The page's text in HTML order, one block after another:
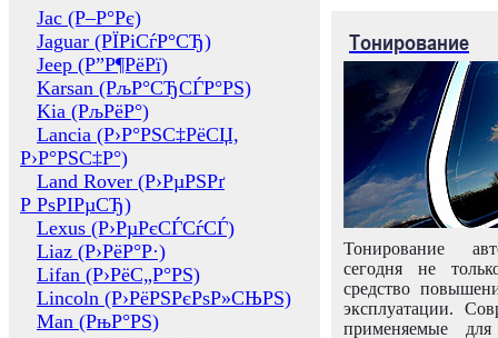
Jac (Р–Р°Рє)
Jaguar (РЇРіСѓР°СЂ)
Jeep (Р”Р¶РёРї)
Karsan (РљР°СЂСЃР°РЅ)
Kia (РљРёР°)
Lancia (Р›Р°РЅС‡РёСЏ,
Р›Р°РЅС‡Р°)
Land Rover (Р›РµРЅРґ
Р РѕРІРµСЂ)
Lexus (Р›РµРєСЃСѓСЃ)
Liaz (Р›РёР°Р·)
Lifan (Р›РёС„Р°РЅ)
Lincoln (Р›РёРЅРєРѕР»СЊРЅ)
Man (РњР°РЅ)
Тонирование
Тонирование
сегодня не
средство
эксплуатации.
применяемые